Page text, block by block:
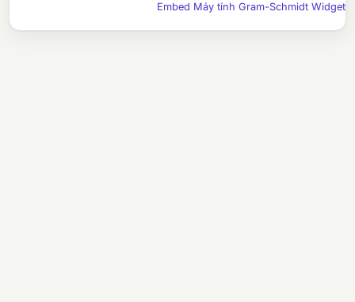
Embed Máy tính Gram-Schmidt Widget